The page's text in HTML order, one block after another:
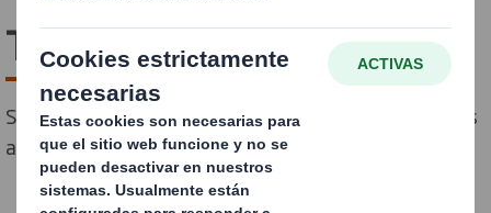
Transporte y tránsito
Soluciones Heavy Duty resistentes y robustas, hechas
a medida para las condiciones más exigentes